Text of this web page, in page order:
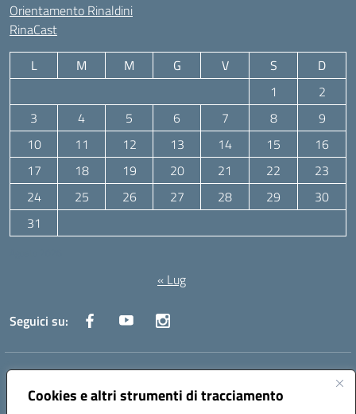
Cookies e altri strumenti di tracciamento
Orientamento Rinaldini
RinaCast
L M M G V S
D
1
2
3
4 5 6 7 8
9
10
11 12 13 14 15
16
17
18 19 20 21 22
23
24
25 26 27 28 29
30
31
« Lug
Seguici su:
Indirizzo:Via Canale 1, Ancona
Centralino:071 204723 Email:anpc010006@istruzione.it